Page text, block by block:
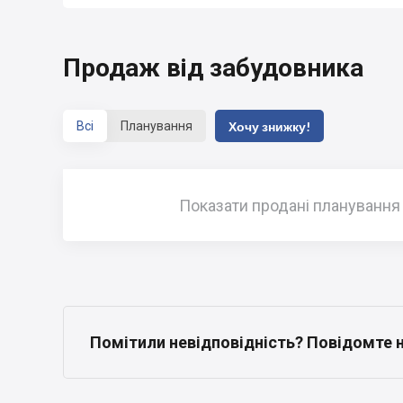
Продаж від забудовника
Всі Планування Хочу знижку!
Показати продані планування
Помітили невідповідність? Повідомте